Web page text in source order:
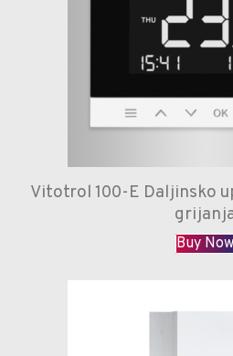
Vitotrol 100-E Daljinsko
Buy Now